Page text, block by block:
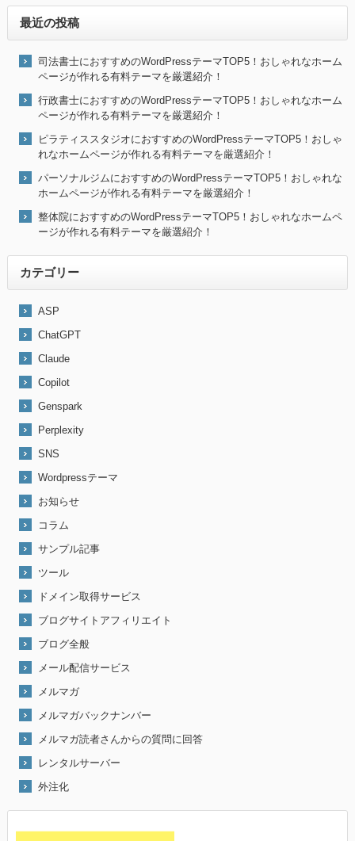
最近の投稿
司法書士におすすめのWordPressテーマTOP5！おしゃれなホーム
ページが作れる有料テーマを厳選紹介！
行政書士におすすめのWordPressテーマTOP5！おしゃれなホーム
ページが作れる有料テーマを厳選紹介！
ピラティススタジオにおすすめのWordPressテーマTOP5！おしゃ
れなホームページが作れる有料テーマを厳選紹介！
パーソナルジムにおすすめのWordPressテーマTOP5！おしゃれな
ホームページが作れる有料テーマを厳選紹介！
整体院におすすめのWordPressテーマTOP5！おしゃれなホームペ
ージが作れる有料テーマを厳選紹介！
カテゴリー
ASP
ChatGPT
Claude
Copilot
Genspark
Perplexity
SNS
Wordpressテーマ
お知らせ
コラム
サンプル記事
ツール
ドメイン取得サービス
ブログサイトアフィリエイト
ブログ全般
メール配信サービス
メルマガ
メルマガバックナンバー
メルマガ読者さんからの質問に回答
レンタルサーバー
外注化